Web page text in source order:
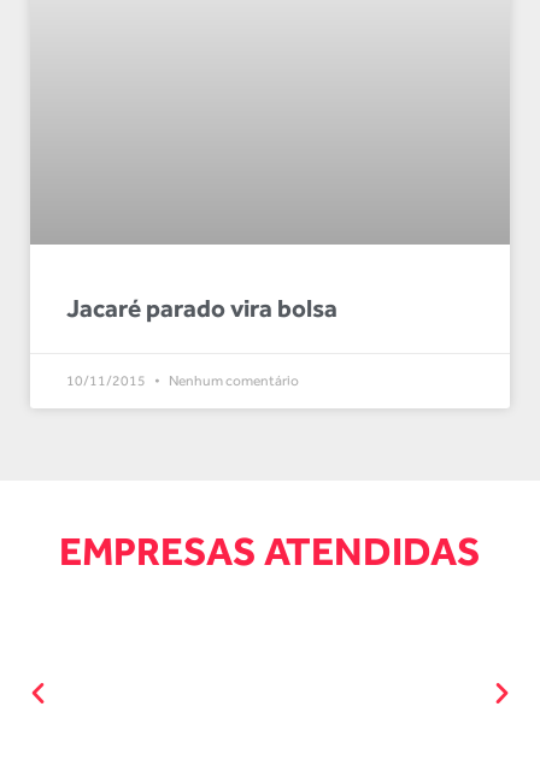
Jacaré parado vira bolsa
10/11/2015 Nenhum comentário
EMPRESAS ATENDIDAS